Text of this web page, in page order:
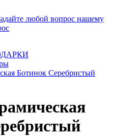
любой вопрос нашему
Ботинок Серебристый